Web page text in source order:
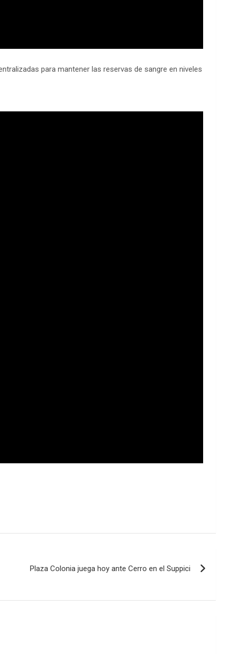
para mantener las reservas de sangre en niveles
Plaza Colonia juega hoy ante Cerro en el Suppici